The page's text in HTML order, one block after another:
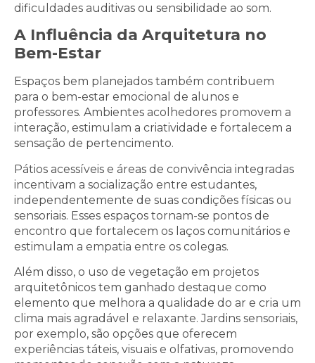
dificuldades auditivas ou sensibilidade ao som.
A Influência da Arquitetura no
Bem-Estar
Espaços bem planejados também contribuem
para o bem-estar emocional de alunos e
professores. Ambientes acolhedores promovem a
interação, estimulam a criatividade e fortalecem a
sensação de pertencimento.
Pátios acessíveis e áreas de convivência integradas
incentivam a socialização entre estudantes,
independentemente de suas condições físicas ou
sensoriais. Esses espaços tornam-se pontos de
encontro que fortalecem os laços comunitários e
estimulam a empatia entre os colegas.
Além disso, o uso de vegetação em projetos
arquitetônicos tem ganhado destaque como
elemento que melhora a qualidade do ar e cria um
clima mais agradável e relaxante. Jardins sensoriais,
por exemplo, são opções que oferecem
experiências táteis, visuais e olfativas, promovendo